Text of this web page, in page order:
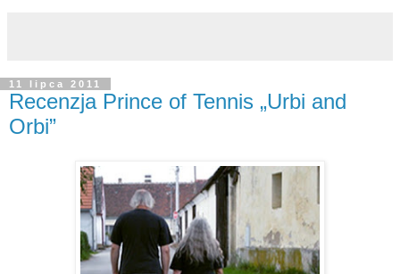
11 lipca 2011
Recenzja Prince of Tennis „Urbi and
Orbi”